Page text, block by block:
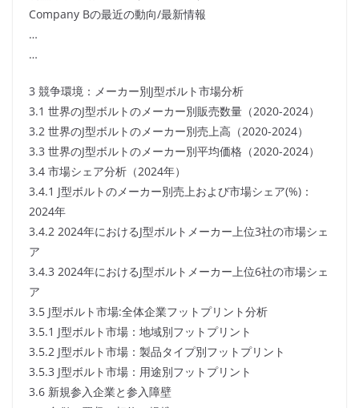
Company Bの最近の動向/最新情報
…
…
3 競争環境：メーカー別J型ボルト市場分析
3.1 世界のJ型ボルトのメーカー別販売数量（2020-2024）
3.2 世界のJ型ボルトのメーカー別売上高（2020-2024）
3.3 世界のJ型ボルトのメーカー別平均価格（2020-2024）
3.4 市場シェア分析（2024年）
3.4.1 J型ボルトのメーカー別売上および市場シェア(%)：
2024年
3.4.2 2024年におけるJ型ボルトメーカー上位3社の市場シェ
ア
3.4.3 2024年におけるJ型ボルトメーカー上位6社の市場シェ
ア
3.5 J型ボルト市場:全体企業フットプリント分析
3.5.1 J型ボルト市場：地域別フットプリント
3.5.2 J型ボルト市場：製品タイプ別フットプリント
3.5.3 J型ボルト市場：用途別フットプリント
3.6 新規参入企業と参入障壁